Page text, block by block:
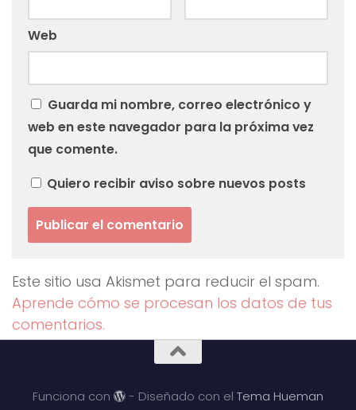
Web
Guarda mi nombre, correo electrónico y
web en este navegador para la próxima vez
que comente.
Quiero recibir aviso sobre nuevos posts
Este sitio usa Akismet para reducir el spam.
Aprende cómo se procesan los datos de tus
comentarios.
Funciona con - Diseñado con el Tema Hueman